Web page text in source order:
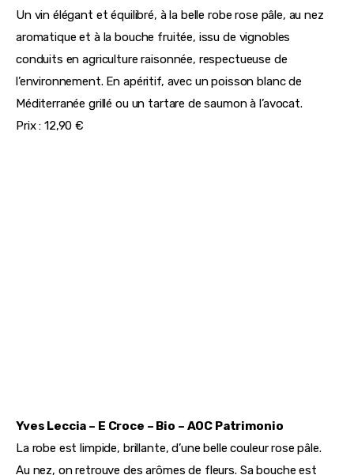
Un vin élégant et équilibré, à la belle robe rose pâle, au nez
aromatique et à la bouche fruitée, issu de vignobles
conduits en agriculture raisonnée, respectueuse de
l’environnement. En apéritif, avec un poisson blanc de
Méditerranée grillé ou un tartare de saumon à l’avocat.
Prix : 12,90 €
Yves Leccia – E Croce – Bio – AOC Patrimonio
La robe est limpide, brillante, d’une belle couleur rose pâle.
Au nez, on retrouve des arômes de fleurs. Sa bouche est